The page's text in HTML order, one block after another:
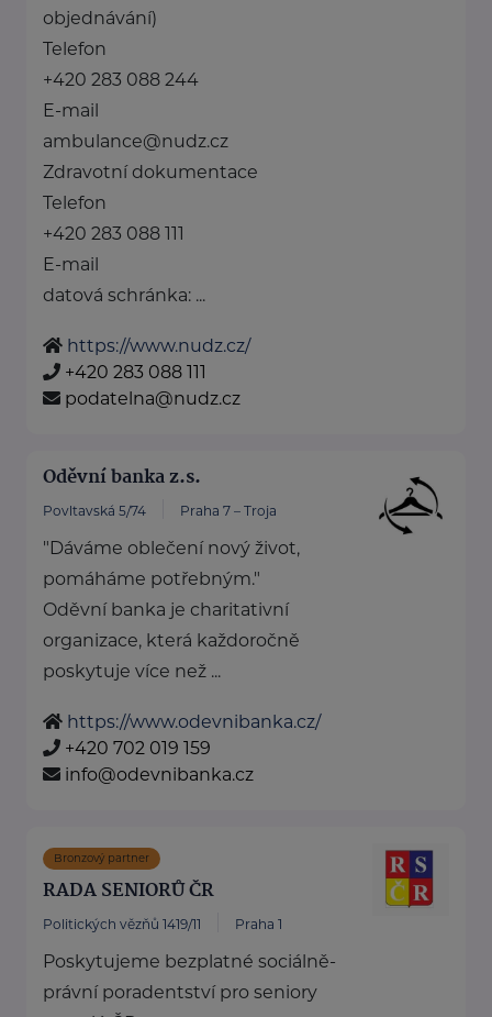
objednávání)
Telefon
+420 283 088 244
E-mail
ambulance@nudz.cz
Zdravotní dokumentace
Telefon
+420 283 088 111
E-mail
datová schránka: ...
https://www.nudz.cz/
+420 283 088 111
podatelna@nudz.cz
Oděvní banka z.s.
Povltavská 5/74 Praha 7 – Troja
"Dáváme oblečení nový život,
pomáháme potřebným."
Oděvní banka je charitativní
organizace, která každoročně
poskytuje více než ...
https://www.odevnibanka.cz/
+420 702 019 159
info@odevnibanka.cz
Bronzový partner
RADA SENIORŮ ČR
Politických vězňů 1419/11 Praha 1
Poskytujeme bezplatné sociálně-
právní poradentství pro seniory